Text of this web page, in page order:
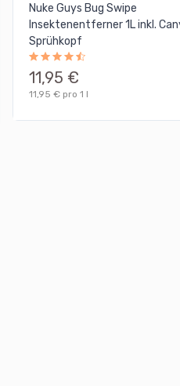
Nuke Guys Bug Swipe
Insektenentferner 1L inkl.
Sprühkopf
11,95 €
11,95 € pro 1 l